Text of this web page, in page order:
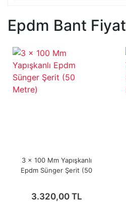
Epdm Bant Fiyat
3 x 100 Mm Yapışkanlı
Epdm Sünger Şerit (50
3.320,00 TL